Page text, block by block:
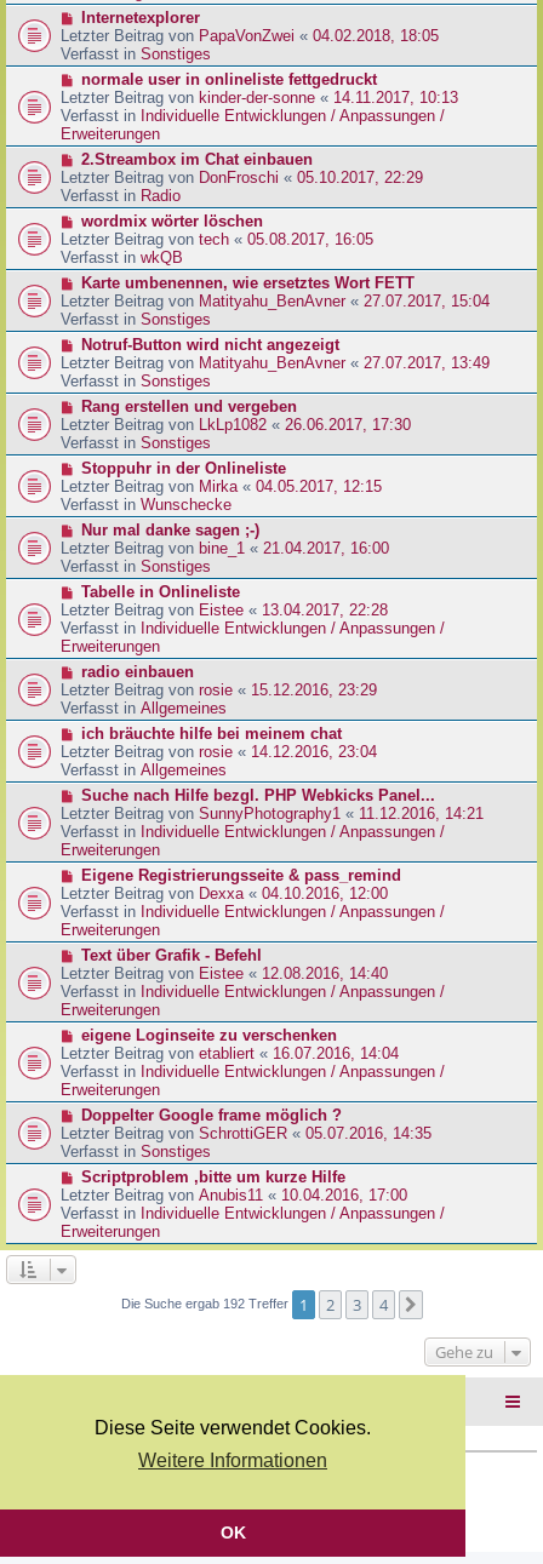
Diese Seite verwendet Cookies.
Weitere Informationen
OK
r
a
g
r
B
e
i
r
a
g
N
e
u
e
r
B
e
i
r
a
g
Internetexplorer
Letzter Beitrag von PapaVonZwei « 04.02.2018, 18:05
Verfasst in Sonstiges
N
e
u
e
r
B
e
i
r
a
g
normale user in onlineliste fettgedruckt
Letzter Beitrag von kinder-der-sonne « 14.11.2017, 10:13
Verfasst in Individuelle Entwicklungen / Anpassungen /
Erweiterungen
N
e
u
e
r
B
e
t
r
a
g
2.Streambox im Chat einbauen
Letzter Beitrag von DonFroschi « 05.10.2017, 22:29
Verfasst in Radio
N
e
u
e
r
B
e
t
r
a
g
wordmix wörter löschen
Letzter Beitrag von tech « 05.08.2017, 16:05
Verfasst in wkQB
N
e
u
e
r
B
e
t
r
a
g
Karte umbenennen, wie ersetztes Wort FETT
Letzter Beitrag von Matityahu_BenAvner « 27.07.2017, 15:04
Verfasst in Sonstiges
N
e
u
e
r
B
e
t
r
a
g
Notruf-Button wird nicht angezeigt
Letzter Beitrag von Matityahu_BenAvner« 27.07.2017, 13:49
Verfasst in Sonstiges
N
e
u
e
r
B
e
t
r
a
g
Rang erstellen und vergeben
Letzter Beitrag von LkLp1082 « 26.06.2017, 17:30
Verfasst in Sonstiges
N
e
u
e
r
B
e
t
r
a
g
Stoppuhr in der Onlineliste
Letzter Beitrag von Mirka« 04.05.2017, 12:15
Verfasst in Wunschecke
N
e
u
e
r
B
e
i
r
a
g
Nur mal danke sagen ;-)
Letzter Beitrag von bine_1 « 21.04.2017, 16:00
Verfasst in Sonstiges
N
e
u
e
r
B
e
i
r
a
g
Tabelle in Onlineliste
Letzter Beitrag von Eistee « 13.04.2017, 22:28
Verfasst in Individuelle Entwicklungen / Anpassungen /
Erweiterungen
N
e
u
e
r
B
e
t
r
a
g
radio einbauen
Letzter Beitrag von rosie « 15.12.2016, 23:29
Verfasst in Allgemeines
N
e
u
e
r
B
e
i
r
a
g
ich bräuchte hilfe bei meinem chat
Letzter Beitrag von rosie « 14.12.2016, 23:04
Verfasst in Allgemeines
N
e
u
e
r
B
e
i
t
a
g
Suche nach Hilfe bezgl. PHP Webkicks Panel...
Letzter Beitrag von SunnyPhotography1 « 11.12.2016, 14:21
Verfasst in Individuelle Entwicklungen / Anpassungen /
Erweiterungen
N
e
u
e
r
B
e
i
t
a
g
Eigene Registrierungsseite & pass_remind
Letzter Beitrag von Dexxa« 04.10.2016, 12:00
Verfasst in Individuelle Entwicklungen / Anpassungen /
Erweiterungen
N
e
u
e
r
B
e
i
t
a
g
Text über Grafik - Befehl
Letzter Beitrag von Eistee « 12.08.2016, 14:40
Verfasst in Individuelle Entwicklungen / Anpassungen /
Erweiterungen
N
e
u
e
r
B
e
i
r
a
g
eigene Loginseite zu verschenken
Letzter Beitrag von etabliert « 16.07.2016, 14:04
Verfasst in Individuelle Entwicklungen / Anpassungen /
Erweiterungen
N
e
u
e
r
B
e
i
t
r
Doppelter Google frame möglich ?
Letzter Beitrag von SchrottiGER « 05.07.2016, 14:35
Verfasst in Sonstiges
N
e
u
e
r
e
g
Scriptproblem ,bitte um kurze Hilfe
Letzter Beitrag von Anubis11 « 10.04.2016, 17:00
Verfasst in Individuelle Entwicklungen / Anpassungen /
Erweiterungen
Die Suche ergab 192 Treffer 1 2 3 4
Gehe zu
Deutsche Übersetzung durchphpBB.de